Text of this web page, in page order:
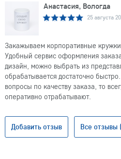
Анастасия, Вологда
25 августа
Закажываем корпоративные
Удобный сервис оформления
дизайн, можно выбрать из
обрабатывается достаточно
вопросы по качеству заказа, то
оперативно отрабатывают.
Добавить отзыв Все отзывы